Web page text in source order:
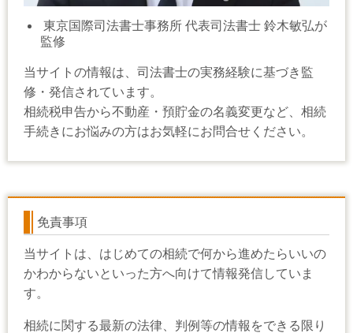
東京国際司法書士事務所 代表司法書士 鈴木敏弘が
監修
当サイトの情報は、司法書士の実務経験に基づき監
修・発信されています。
相続税申告から不動産・預貯金の名義変更など、相続
手続きにお悩みの方はお気軽にお問合せください。
免責事項
当サイトは、はじめての相続で何から進めたらいいの
かわからないといった方へ向けて情報発信していま
す。
相続に関する最新の法律、判例等の情報をできる限り